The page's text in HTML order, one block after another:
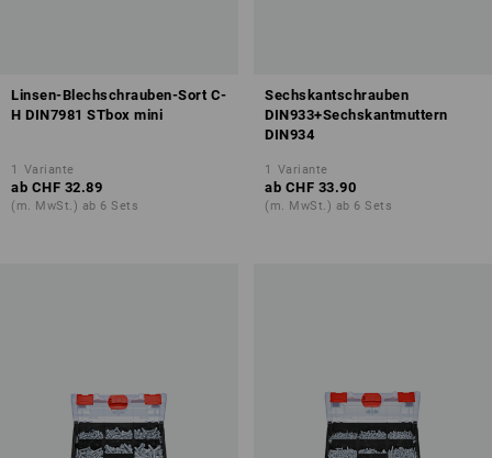
Linsen-Blechschrauben-Sort C-
H DIN7981 STbox mini
1 Variante
ab CHF 32.89
(m. MwSt.) ab 6 Sets
Sechskantschrauben
DIN933+Sechskantmuttern
DIN934
1 Variante
ab CHF 33.90
(m. MwSt.) ab 6 Sets